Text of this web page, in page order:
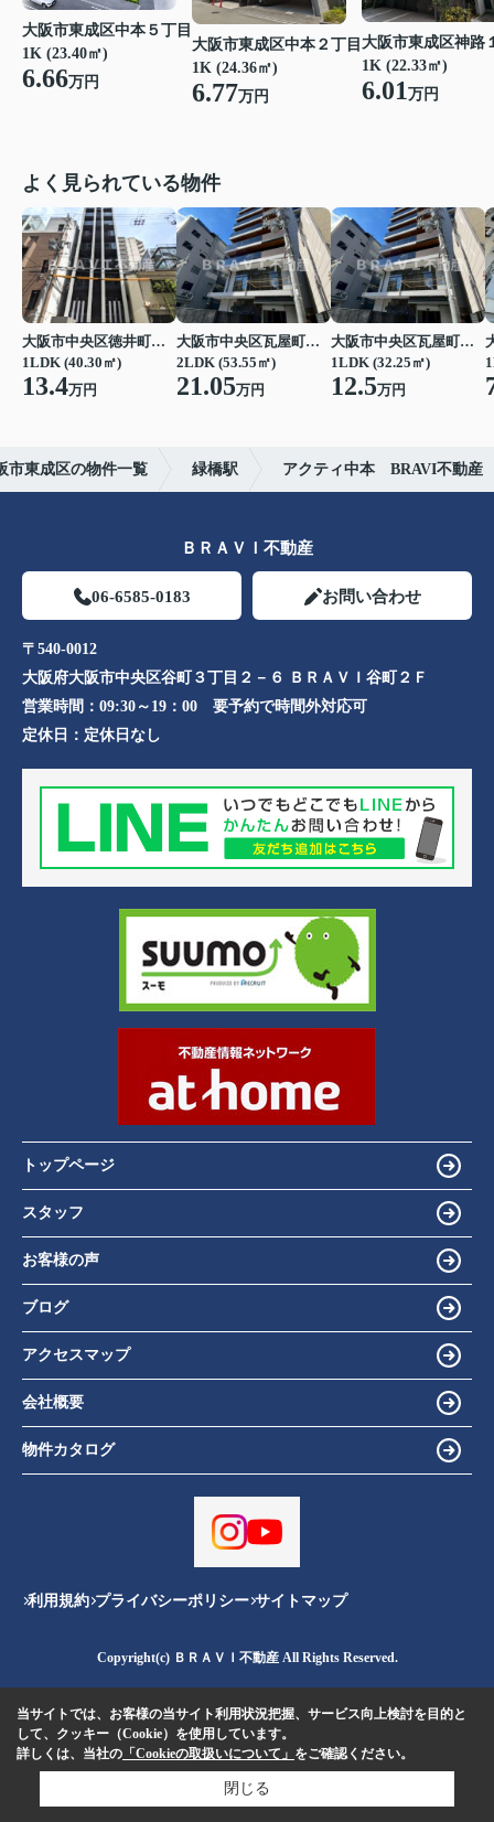
大阪市東成区中本５丁目
1K (23.40㎡)
6.66万円
大阪市東成区中本２丁目
1K (24.36㎡)
6.77万円
大阪市東成区神路
1K (22.33㎡)
6.01万円
よく見られている物件
大阪市中央区徳井町２丁目
1LDK (40.30㎡)
13.4万円
大阪市中央区瓦屋町１丁目
2LDK (53.55㎡)
21.05万円
大阪市中央区瓦屋町１丁目
1LDK (32.25㎡)
12.5万円
市東成区の物件一覧 緑橋駅 アクティ中本 BRAVI不動産
ＢＲＡＶＩ不動産
06-6585-0183 お問い合わせ
〒540-0012
大阪府大阪市中央区谷町３丁目２－６ ＢＲＡＶＩ谷町２Ｆ
営業時間： 09:30～19：00 要予約で時間外対応可
定休日： 定休日なし
トップページ
スタッフ
お客様の声
ブログ
アクセスマップ
会社概要
物件カタログ
利用規約 プライバシーポリシー サイトマップ
Copyright(c) ＢＲＡＶＩ不動産 All Rights Reserved.
当サイトでは、お客様の当サイト利用状況把握、サービス向上検討を目的と
して、クッキー（Cookie）を使用しています。
詳しくは、当社の 「Cookieの取扱いについて」 をご確認ください。
閉じる